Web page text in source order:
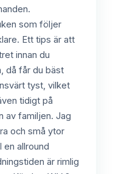
som följer
Ett tips är att
innan du
då får du bäst
tyst, vilket
tidigt på
av familjen. Jag
och små ytor
en allround
är rimlig